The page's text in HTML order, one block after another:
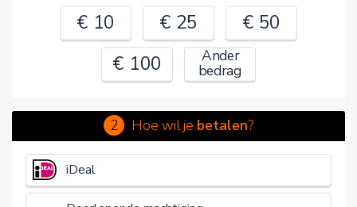
€ 10 € 25
€ 50
€ 100
Ander
bedrag
€
2 Hoe wil je betalen?
iDeal